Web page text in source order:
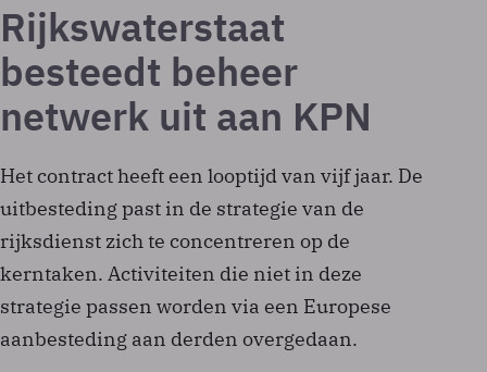
Rijkswaterstaat
besteedt beheer
netwerk uit aan KPN
Het contract heeft een looptijd van vijf jaar. De
uitbesteding past in de strategie van de
rijksdienst zich te concentreren op de
kerntaken. Activiteiten die niet in deze
strategie passen worden via een Europese
aanbesteding aan derden overgedaan.